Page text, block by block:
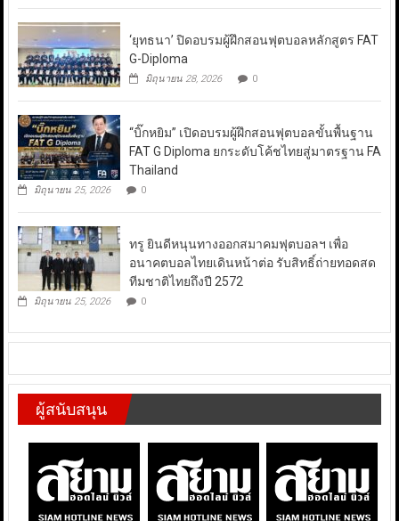
‘ยุทธนา’ ปิดอบรมผู้ฝึกสอนฟุตบอลหลักสูตร FAT
G-Diploma
มิถุนายน 28, 2026 0
“บิ๊กหยิม” เปิดอบรมผู้ฝึกสอนฟุตบอลขั้นพื้นฐาน
FAT G Diploma ยกระดับโค้ชไทยสู่มาตรฐาน FA
Thailand
มิถุนายน 25, 2026 0
ทรู ยินดีหนุนทางออกสมาคมฟุตบอลฯ เพื่อ
อนาคตบอลไทยเดินหน้าต่อ รับสิทธิ์ถ่ายทอดสด
ทีมชาติไทยถึงปี 2572
มิถุนายน 25, 2026 0
ผู้สนับสนุน